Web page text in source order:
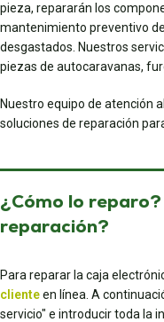
pieza, repararán los
mantenimiento preventivo
desgastados. Nuestros
piezas de autocaravanas,
Nuestro equipo de atención
soluciones de reparación
¿Cómo lo
reparación?
Para reparar la caja
clienteen línea. A
servicio" e introducir toda la